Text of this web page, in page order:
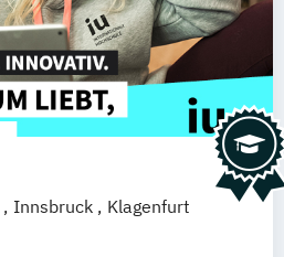
Innsbruck
Klagenfurt